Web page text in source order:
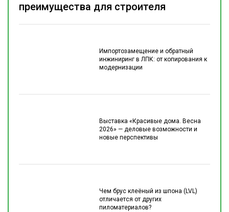
Импортозамещение и обратный
инжиниринг в ЛПК: от копирования к
модернизации
Выставка «Красивые дома. Весна
2026» — деловые возможности и
новые перспективы
Чем брус клеёный из шпона (LVL)
отличается от других
пиломатериалов?
преимущества для строителя